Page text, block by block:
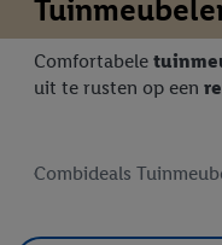
Comfortabele
uit te rusten op een
Combideals